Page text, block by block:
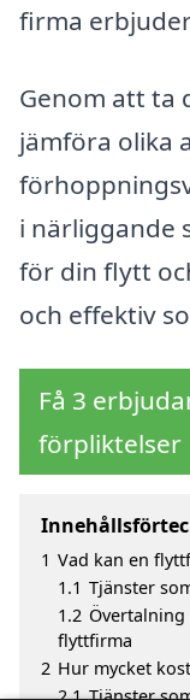
firma
Genom att ta
jämföra olika
i närliggande
för din flytt
och effektiv
Få 3
förpliktelser
1 Vad kan en
1.1 Tjänster
1.2
flyttfirma
2 Hur mycket